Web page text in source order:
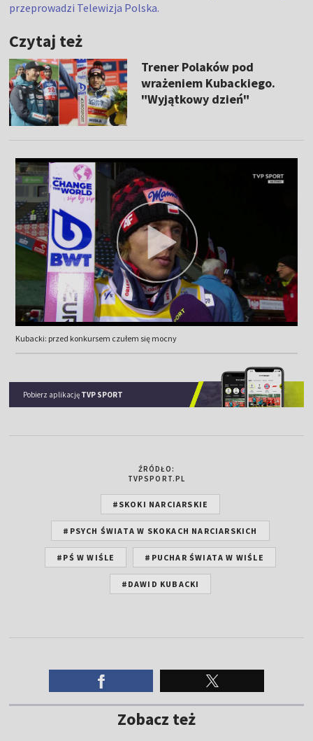
przeprowadzi Telewizja Polska.
Czytaj też
Trener Polaków pod
wrażeniem Kubackiego.
"Wyjątkowy dzień"
Kubacki: przed konkursem czułem się mocny
Pobierz aplikację TVP SPORT
ŹRÓDŁO:
TVPSPORT.PL
#SKOKI NARCIARSKIE
#PSYCH ŚWIATA W SKOKACH NARCIARSKICH
#PŚ W WIŚLE #PUCHAR ŚWIATA W WIŚLE
#DAWID KUBACKI
Zobacz też